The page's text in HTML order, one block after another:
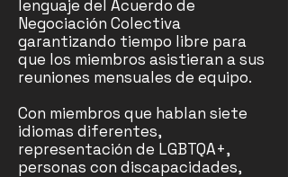
lenguaje del Acuerdo de
Negociación Colectiva
garantizando tiempo libre para
que los miembros asistieran a sus
reuniones mensuales de equipo.
Con miembros que hablan siete
idiomas diferentes,
representación de LGBTQA+,
personas con discapacidades,